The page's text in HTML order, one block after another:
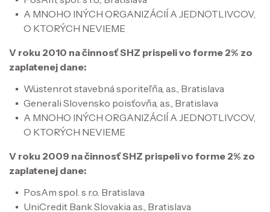
A MNOHO INÝCH ORGANIZÁCIÍ A JEDNOTLIVCOV,
O KTORÝCH NEVIEME
V roku 2010 na činnosť SHZ prispeli vo forme 2% zo
zaplatenej dane:
Wüstenrot stavebná sporiteľňa, a.s., Bratislava
Generali Slovensko poisťovňa, a.s., Bratislava
A MNOHO INÝCH ORGANIZÁCIÍ A JEDNOTLIVCOV,
O KTORÝCH NEVIEME
V roku 2009 na činnosť SHZ prispeli vo forme 2% zo
zaplatenej dane:
PosAm spol. s r.o. Bratislava
UniCredit Bank Slovakia a.s., Bratislava